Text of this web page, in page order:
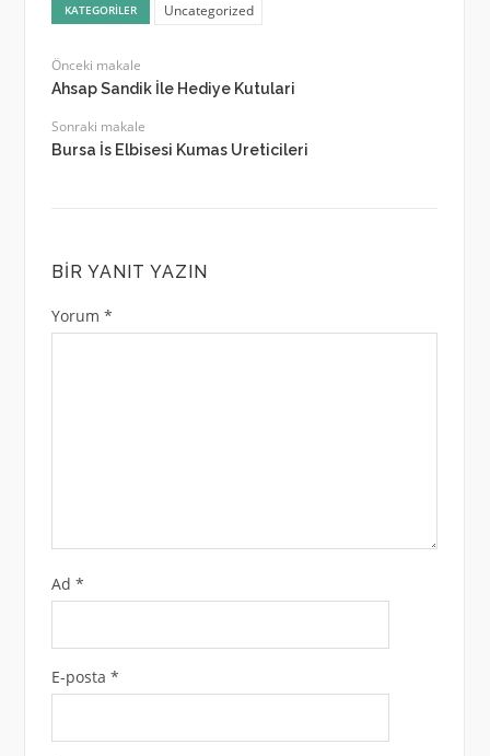
KATEGORILER Uncategorized
Önceki makale
Ahsap Sandik İle Hediye Kutulari
Sonraki makale
Bursa İs Elbisesi Kumas Ureticileri
BIR YANIT YAZIN
Yorum *
Ad *
E-posta *